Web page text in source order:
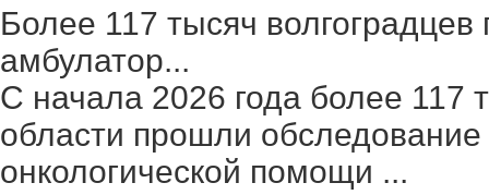
Более 117 тысяч
амбулатор...
С начала 2026 года более 117
области прошли
онкологической помощи ...